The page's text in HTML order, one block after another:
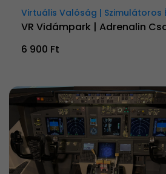
Virtuális Valóság | Szimulátoros
VR Vidámpark | Adrenalin
6 900 Ft